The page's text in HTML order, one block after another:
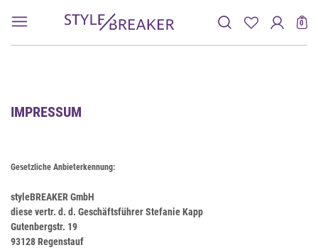
0
IMPRESSUM
Gesetzliche Anbieterkennung:
styleBREAKER GmbH
diese vertr. d. d. Geschäftsführer Stefanie Kapp
Gutenbergstr. 19
93128 Regenstauf